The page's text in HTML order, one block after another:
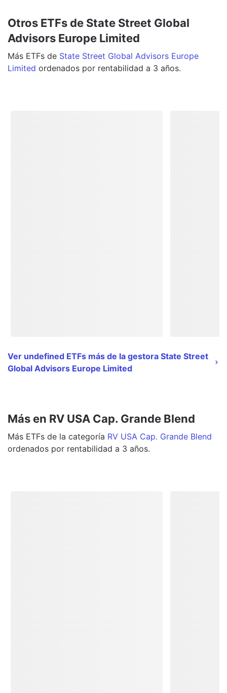
Otros ETFs de State Street Global
Advisors Europe Limited
Más ETFs de State Street Global Advisors Europe
Limited ordenados por rentabilidad a 3 años.
Ver undefined ETFs más de la gestora State Street
Global Advisors Europe Limited
Más en RV USA Cap. Grande Blend
Más ETFs de la categoría RV USA Cap. Grande Blend
ordenados por rentabilidad a 3 años.